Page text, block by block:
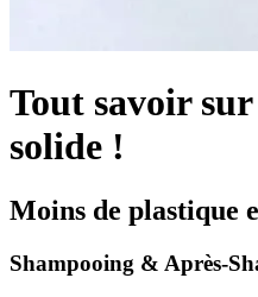
Tout savoir
solide !
Moins de plastique
Shampooing & Après-